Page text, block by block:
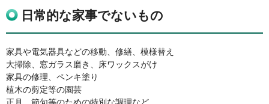
日常的な家事でないもの
家具や電気器具などの移動、修繕、模様替え
大掃除、窓ガラス磨き、床ワックスがけ
家具の修理、ペンキ塗り
植木の剪定等の園芸